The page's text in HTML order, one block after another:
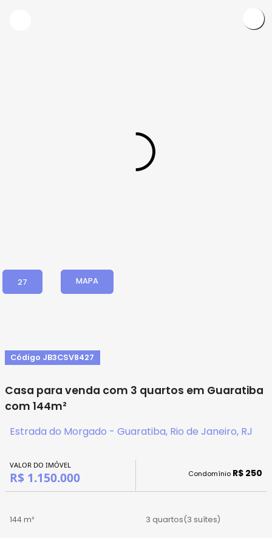
27 MAPA
Código JB3CSV8427
Casa para venda com 3 quartos em Guaratiba
com 144m²
Estrada do Morgado - Guaratiba, Rio de Janeiro, RJ
VALOR DO IMÓVEL
R$ 1.150.000 Condomínio R$ 250
144 m² 3 quartos(3 suítes)